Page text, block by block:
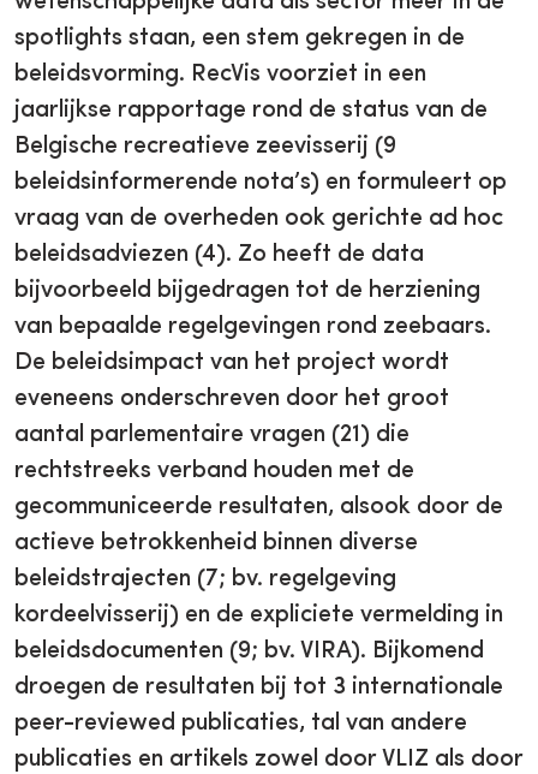
spotlights staan, een stem gekregen in de
beleidsvorming. RecVis voorziet in een
jaarlijkse rapportage rond de status van de
Belgische recreatieve zeevisserij (9
beleidsinformerende nota’s) en formuleert op
vraag van de overheden ook gerichte ad hoc
beleidsadviezen (4). Zo heeft de data
bijvoorbeeld bijgedragen tot de herziening
van bepaalde regelgevingen rond zeebaars.
De beleidsimpact van het project wordt
eveneens onderschreven door het groot
aantal parlementaire vragen (21) die
rechtstreeks verband houden met de
gecommuniceerde resultaten, alsook door de
actieve betrokkenheid binnen diverse
beleidstrajecten (7; bv. regelgeving
kordeelvisserij) en de expliciete vermelding in
beleidsdocumenten (9; bv. VIRA). Bijkomend
droegen de resultaten bij tot 3 internationale
peer-reviewed publicaties, tal van andere
publicaties en artikels zowel door VLIZ als door